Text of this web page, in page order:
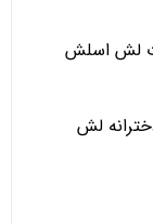
لش اسلش
لش